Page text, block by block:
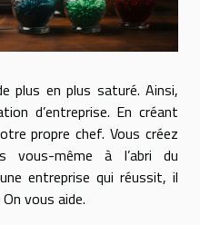
plus en plus saturé. Ainsi,
d’entreprise. En créant
propre chef. Vous créez
vous-même à l’abri du
entreprise qui réussit, il
vous aide.